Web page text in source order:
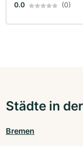
0.0 (0)
Städte in
Bremen